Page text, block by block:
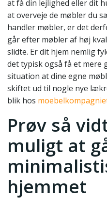
at få din lejlighed eller dit
at overveje de møbler du
handler møbler, er det
går efter møbler af høj
slidte. Er dit hjem nemlig
det typisk også få et mere
situation at dine egne
skiftet ud til nogle nye
blik hos
Prøv så
muligt at
hjemmet